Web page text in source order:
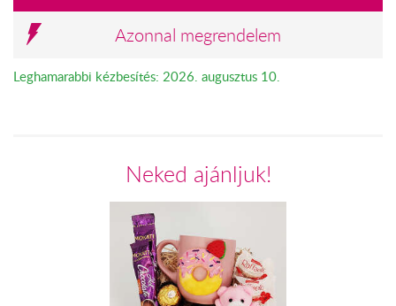
Azonnal megrendelem
Leghamarabbi kézbesítés: 2026. augusztus 10.
Neked ajánljuk!